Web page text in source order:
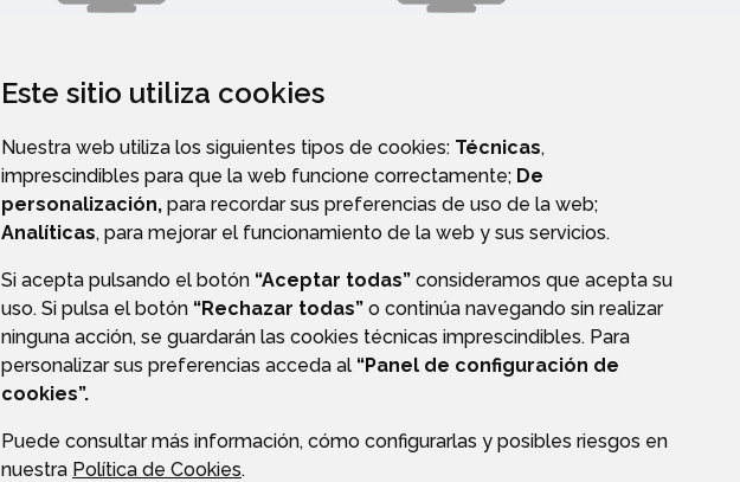
Este sitio utiliza cookies
Nuestra web utiliza los siguientes tipos de cookies: Técnicas,
imprescindibles para que la web funcione correctamente; De
personalización, para recordar sus preferencias de uso de la web;
Analíticas, para mejorar el funcionamiento de la web y sus servicios.
Si acepta pulsando el botón “Aceptar todas” consideramos que acepta su
uso. Si pulsa el botón “Rechazar todas” o continúa navegando sin realizar
ninguna acción, se guardarán las cookies técnicas imprescindibles. Para
personalizar sus preferencias acceda al “Panel de configuración de
cookies”.
Puede consultar más información, cómo configurarlas y posibles riesgos en
nuestra Política de Cookies.
FORMULARIO DE CONTACTO VALIDACIÓN DE DOCUMENTOS
AVISO LEGAL PROTECCIÓN DE DATOS ACCESIBILIDAD POLÍTICA DE COOKIES